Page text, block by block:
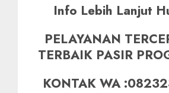
Info Lebih Lanjut
PELAYANAN
TERBAIK PASIR
KONTAK WA